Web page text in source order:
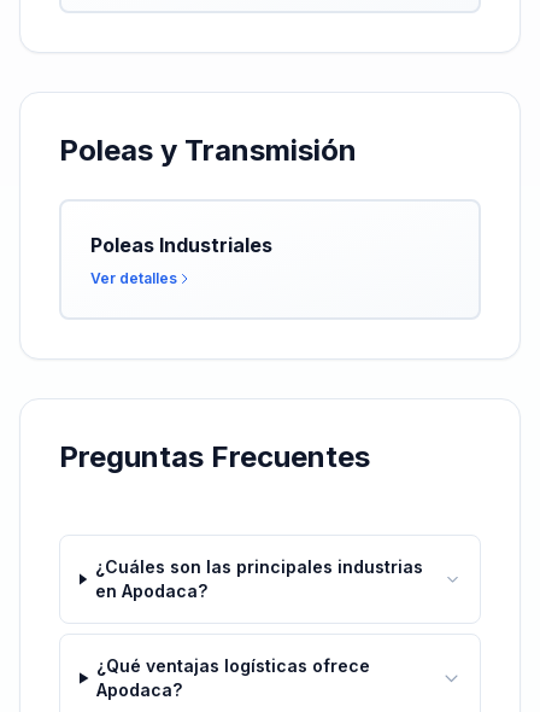
Poleas y Transmisión
Poleas Industriales
Ver detalles
Preguntas Frecuentes
¿Cuáles son las principales industrias
en Apodaca?
¿Qué ventajas logísticas ofrece
Apodaca?